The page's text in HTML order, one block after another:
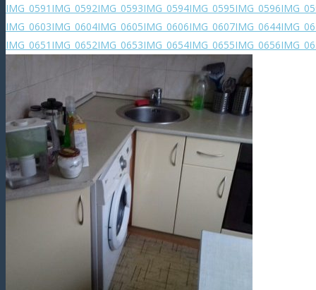
IMG_0591 IMG_0592IMG_0593IMG_0594IMG_0595IMG_0596
IMG_0603IMG_0604IMG_0605IMG_0606IMG_0607IMG_0644
IMG_0651 IMG_0652IMG_0653IMG_0654IMG_0655IMG_0656